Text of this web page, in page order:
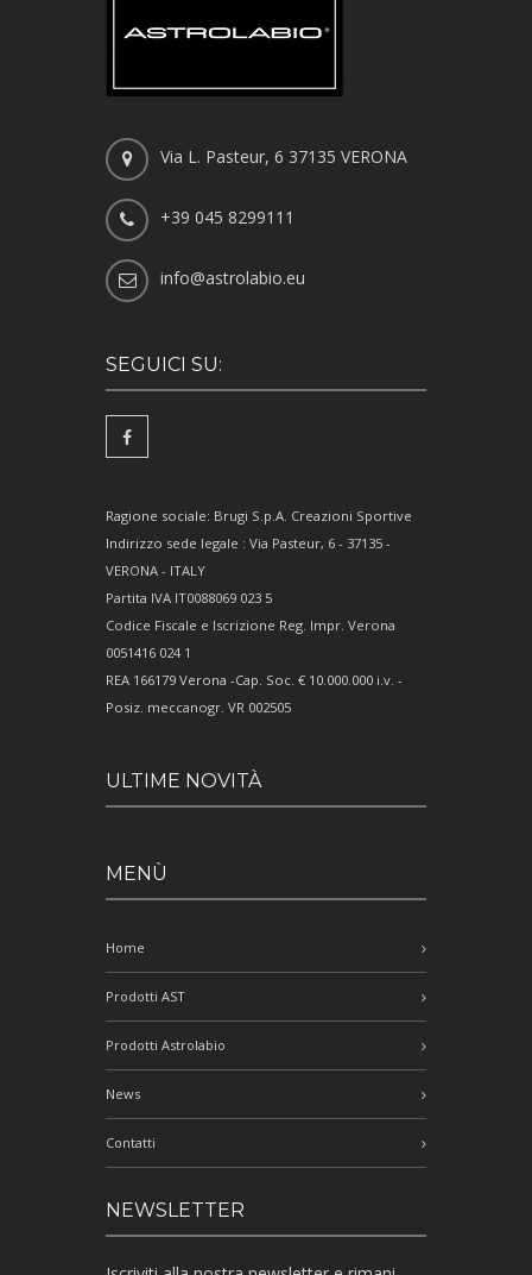
Via L. Pasteur, 6 37135 VERONA
+39 045 8299111
info@astrolabio.eu
SEGUICI SU:
Ragione sociale: Brugi S.p.A. Creazioni Sportive
Indirizzo sede legale : Via Pasteur, 6 - 37135 -
VERONA - ITALY
Partita IVA IT0088069 023 5
Codice Fiscale e Iscrizione Reg. Impr. Verona
0051416 024 1
REA 166179 Verona -Cap. Soc. € 10.000.000 i.v. -
Posiz. meccanogr. VR 002505
ULTIME NOVITÀ
MENÙ
Home
Prodotti AST
Prodotti Astrolabio
News
Contatti
NEWSLETTER